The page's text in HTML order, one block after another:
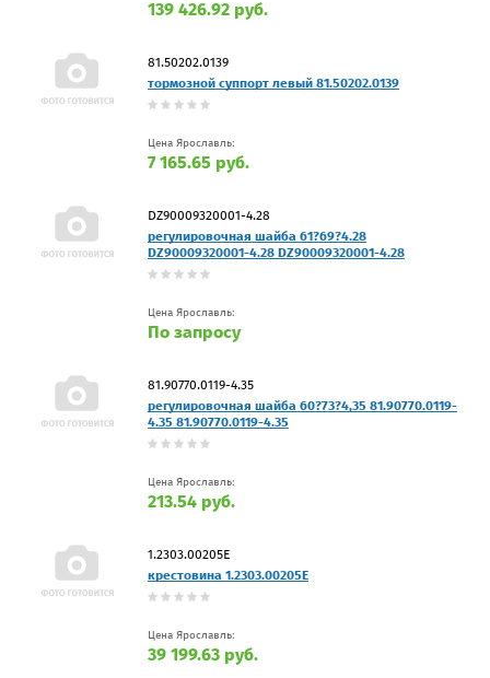
139 426.92 руб.
81.50202.0139
тормозной суппорт левый 81.50202.0139
Цена Ярославль:
7 165.65 руб.
DZ90009320001-4.28
регулировочная шайба 61?69?4.28
DZ90009320001-4.28 DZ90009320001-4.28
Цена Ярославль:
По запросу
81.90770.0119-4.35
регулировочная шайба 60?73?4,35 81.90770.0119-
4.35 81.90770.0119-4.35
Цена Ярославль:
213.54 руб.
1.2303.00205E
крестовина 1.2303.00205E
Цена Ярославль:
39 199.63 руб.